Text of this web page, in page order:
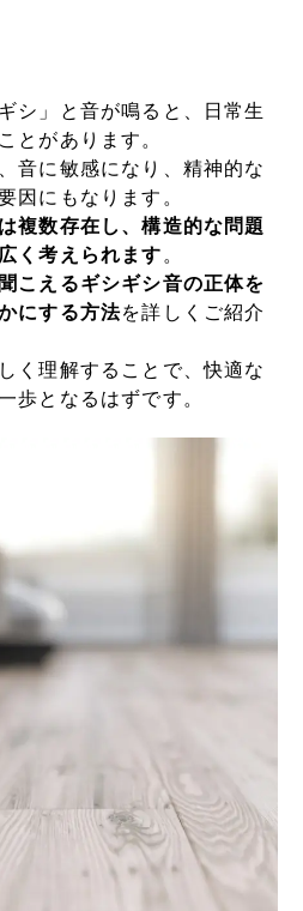
シ」と音が鳴ると、日常生
とがあります。
音に敏感になり、精神的な
因にもなります。
複数存在し、構造的な問題
く考えられます 。
こえるギシギシ音の正体を
にする方法を詳しくご紹介
く理解することで、快適な
歩となるはずです。